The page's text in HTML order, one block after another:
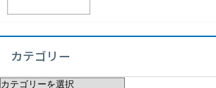
カテゴリー